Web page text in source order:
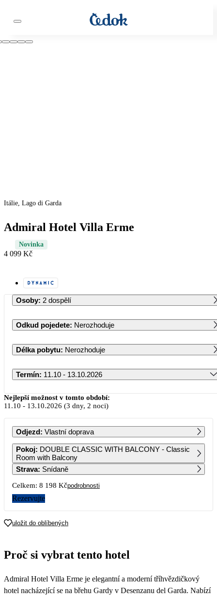
Itálie, Lago di Garda
Admiral Hotel Villa Erme
Novinka
4 099 Kč
Osoby: 2 dospělí
Odkud pojedete: Nerozhoduje
Délka pobytu: Nerozhoduje
Termín: 11.10 - 13.10.2026
Říjen 2026
PO ÚT ST ČT PÁ SO NE
1
5 329
2
6 149
3
5 459
4
4 509
5
12
4 099
19
4 099
20
4 099
4 099 4 099 4 099 4 649
Nejlepší možnost v tomto období:
11.10 - 13.10.2026 (3 dny, 2 noci)
Odjezd: Vlastní doprava
Pokoj: DOUBLE CLASSIC WITH BALCONY - Classic
Room with Balcony
Strava: Snídaně
Celkem: 8 198 Kčpodrobnosti
Rezervujte
uložit do oblíbených
Proč si vybrat tento hotel
Admiral Hotel Villa Erme je elegantní a moderní tříhvězdičkový
hotel nacházející se na břehu Gardy v Desenzanu del Garda. Nabízí